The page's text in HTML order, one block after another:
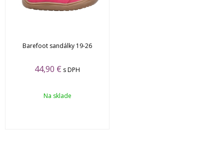
Barefoot sandálky 19-26
44,90 € s DPH
Na sklade